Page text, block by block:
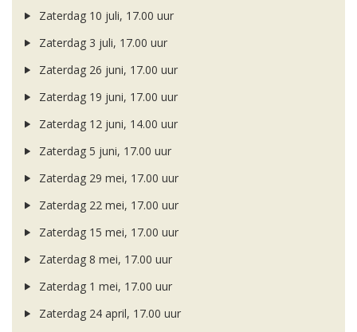
Zaterdag 10 juli, 17.00 uur
Zaterdag 3 juli, 17.00 uur
Zaterdag 26 juni, 17.00 uur
Zaterdag 19 juni, 17.00 uur
Zaterdag 12 juni, 14.00 uur
Zaterdag 5 juni, 17.00 uur
Zaterdag 29 mei, 17.00 uur
Zaterdag 22 mei, 17.00 uur
Zaterdag 15 mei, 17.00 uur
Zaterdag 8 mei, 17.00 uur
Zaterdag 1 mei, 17.00 uur
Zaterdag 24 april, 17.00 uur